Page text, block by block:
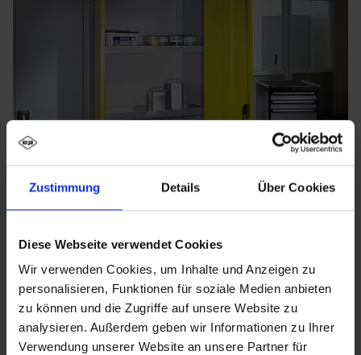
Zustimmung Details Über Cookies
Diese Webseite verwendet Cookies
Wir verwenden Cookies, um Inhalte und Anzeigen zu
personalisieren, Funktionen für soziale Medien anbieten
zu können und die Zugriffe auf unsere Website zu
analysieren. Außerdem geben wir Informationen zu Ihrer
Verwendung unserer Website an unsere Partner für